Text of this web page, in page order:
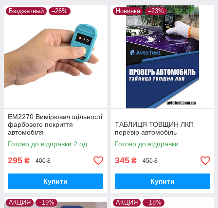
Бюджетный –26%
EM2270 Вимірювач щільності
фарбового покриття
автомобіля
Готово до відправки 2 од.
295 ₴ 400 ₴
Купити
Новинка –23%
ТАБЛИЦЯ ТОВЩИН ЛКП
перевір автомобіль
Готово до відправки
345 ₴ 450 ₴
Купити
АКЦИЯ
–19%
АКЦИЯ
–18%